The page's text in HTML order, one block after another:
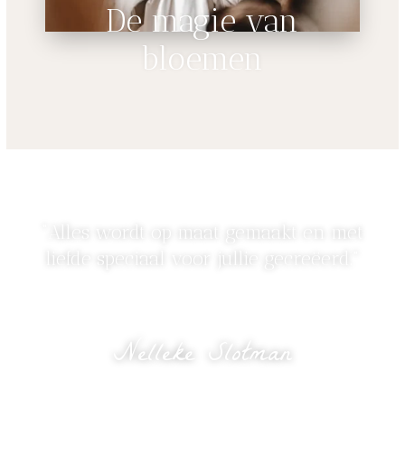
De magie van
bloemen
“Alles wordt op maat gemaakt en met
liefde speciaal voor jullie gecreëerd.”
Nelleke Slotman